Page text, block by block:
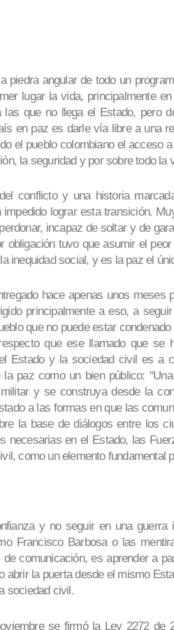
piedra angular de todo un
lugar la vida, principalmente
las que no llega el Estado, pero
en paz es darle vía li­bre a una
el pueblo colombiano el acceso
la seguridad y por sobre todo la
conflicto y una historia
impedi­do lograr esta transición.
incapaz de soltar y de
obliga­ción tuvo que asumir el
inequi­dad social, y es la paz el
hace apenas unos meses
principalmente a eso, a
que no puede estar
que ese llamado que se
Estado y la socie­dad civil es a
la paz como un bien público:
y se construya desde la
a las formas en que las
la base de diálogos entre los
ne­cesarias en el Estado, las
como un elemento fundamental
y no seguir en una guerra
Francisco Barbosa o las
de comu­nicación, es aprender a
abrir la puer­ta desde el mismo
sociedad civil.
se firmó la Ley 2272 de